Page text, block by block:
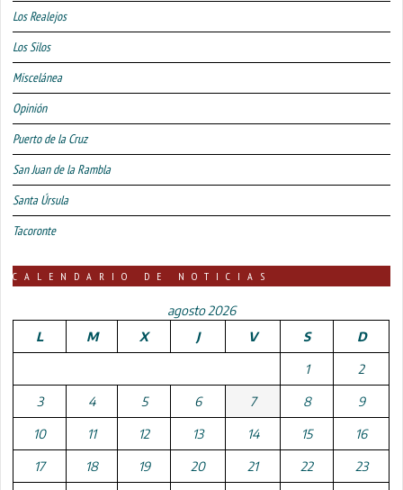
Los Realejos
Los Silos
Miscelánea
Opinión
Puerto de la Cruz
San Juan de la Rambla
Santa Úrsula
Tacoronte
CALENDARIO DE NOTICIAS
agosto 2026
L
M X J V S D
1 2
3 4 5 6 7 8 9
10 11 12 13 14 15 16
17 18 19 20 21 22 23